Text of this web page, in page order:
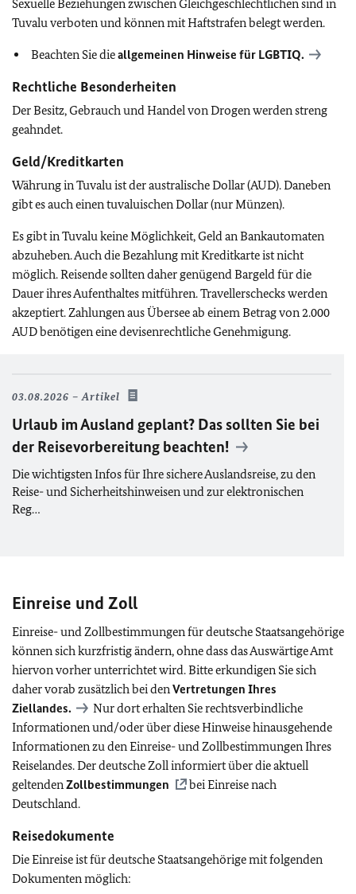
Sexuelle Beziehungen zwischen Gleichgeschlechtlichen sind in
Tuvalu verboten und können mit Haftstrafen belegt werden.
Beachten Sie dieallgemeinen Hinweise für LGBTIQ.
Rechtliche Besonderheiten
Der Besitz, Gebrauch und Handel von Drogen werden streng
geahndet.
Geld/Kreditkarten
Währung in Tuvalu ist der australische Dollar (AUD). Daneben
gibt es auch einen tuvaluischen Dollar (nur Münzen).
Es gibt in Tuvalu keine Möglichkeit, Geld an Bankautomaten
abzuheben. Auch die Bezahlung mit Kreditkarte ist nicht
möglich. Reisende sollten daher genügend Bargeld für die
Dauer ihres Aufenthaltes mitführen. Travellerschecks werden
akzeptiert. Zahlungen aus Übersee ab einem Betrag von 2.000
AUD benötigen eine devisenrechtliche Genehmigung.
03.08.2026 Artikel
Urlaub im Ausland geplant? Das sollten Sie bei
der Reisevorbereitung beachten!
Die wichtigsten Infos für Ihre sichere Auslandsreise, zu den
Reise- und Sicherheitshinweisen und zur elektronischen
Reg…
Einreise und Zoll
Einreise- und Zollbestimmungen für deutsche Staatsangehörige
können sich kurzfristig ändern, ohne dass das Auswärtige Amt
hiervon vorher unterrichtet wird. Bitte erkundigen Sie sich
daher vorab zusätzlich bei denVertretungen Ihres
Ziellandes.
Nur dort erhalten Sie rechtsverbindliche
Informationen und/oder über diese Hinweise hinausgehende
Informationen zu den Einreise- und Zollbestimmungen Ihres
Reiselandes. Der deutsche Zoll informiert über die aktuell
geltendenZollbestimmungen
bei Einreise nach
Deutschland.
Reisedokumente
Die Einreise ist für deutsche Staatsangehörige mit folgenden
Dokumenten möglich: